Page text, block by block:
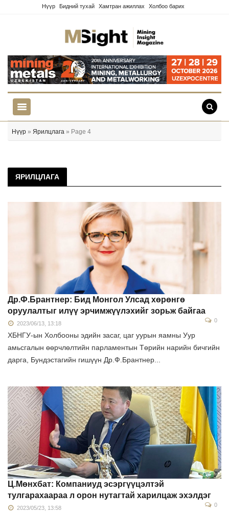
Нүүр Бидний тухай Хамтран ажиллах Холбоо барих
Нүүр » Ярилцлага » Page 4
ЯРИЛЦЛАГА
Др.Ф.Брантнер: Бид Монгол Улсад хөрөнгө
оруулалтыг илүү эрчимжүүлэхийг зорьж байгаа
2023/06/13, 13:18 0
ХБНГУ-ын Холбооны эдийн засаг, цаг уурын яамны Уур
амьсгалын өөрчлөлтийн парламентын Төрийн нарийн бичгийн
дарга, Бундэстагийн гишүүн Др.Ф.Брантнер...
Ц.Мөнхбат: Компаниуд эсэргүүцэлтэй
тулгарахаараа л орон нутагтай харилцаж эхэлдэг
2023/05/23, 13:58 0